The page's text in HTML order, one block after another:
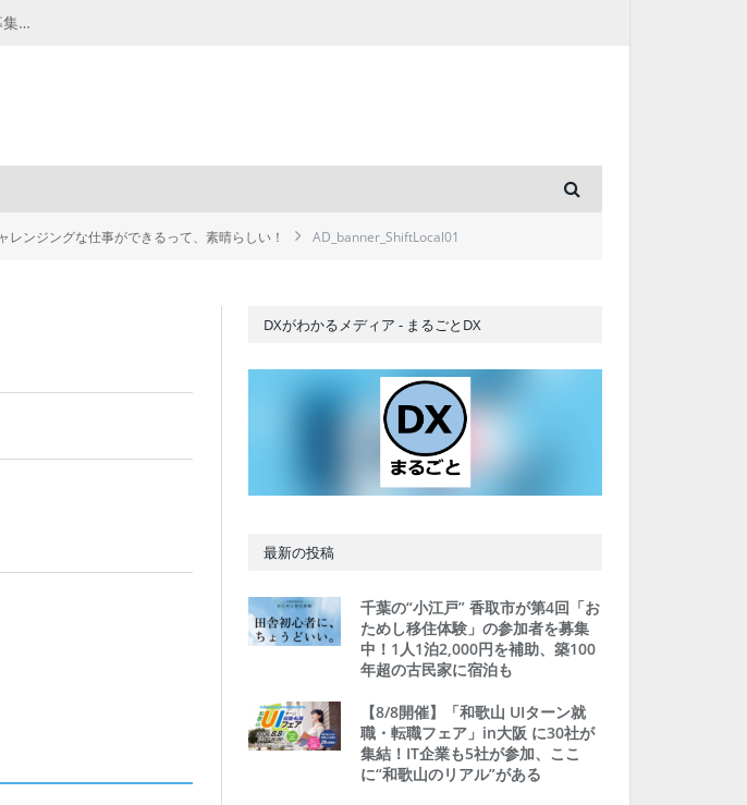
千葉の“小江戸” 香取市が第4回「おためし移住体験」の参加者を募集中！1人1泊2,000円を補助、築100年超の古民家に宿泊も
レンジングな仕事ができるって、素晴らしい！ AD_banner_ShiftLocal01
DXがわかるメディア - まるごとDX
最新の投稿
千葉の“小江戸” 香取市が第4回「お
ためし移住体験」の参加者を募集
中！1人1泊2,000円を補助、築100
年超の古民家に宿泊も
【8/8開催】「和歌山 UIターン就
職・転職フェア」in大阪 に30社が
集結！IT企業も5社が参加、ここ
に“和歌山のリアル”がある